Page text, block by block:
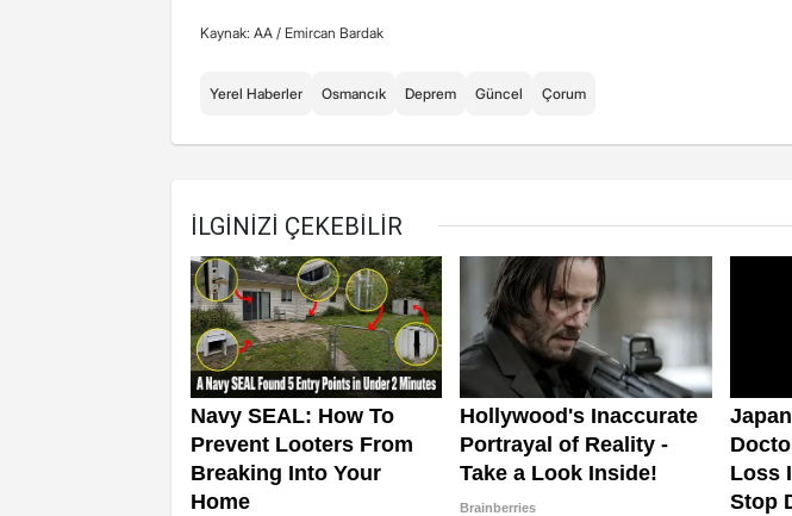
Kaynak: AA / Emircan Bardak
Yerel Haberler Osmancık Deprem Güncel Çorum